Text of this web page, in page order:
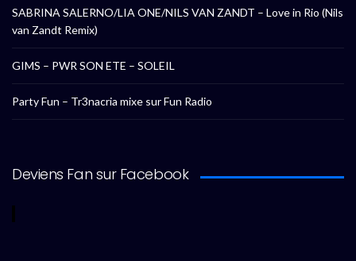
SABRINA SALERNO/LIA ONE/NILS VAN ZANDT – Love in Rio (Nils
van Zandt Remix)
GIMS – PWR SON ETE – SOLEIL
Party Fun – Tr3nacria mixe sur Fun Radio
Deviens Fan sur Facebook